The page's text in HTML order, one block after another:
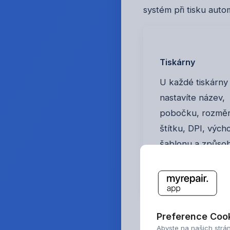
systém při tisku
Tiskárny
U každé tiskárny
nastavíte název,
pobočku,
štítku, DPI,
šablonu a
Co k tomu
Preference
Abyste na našich